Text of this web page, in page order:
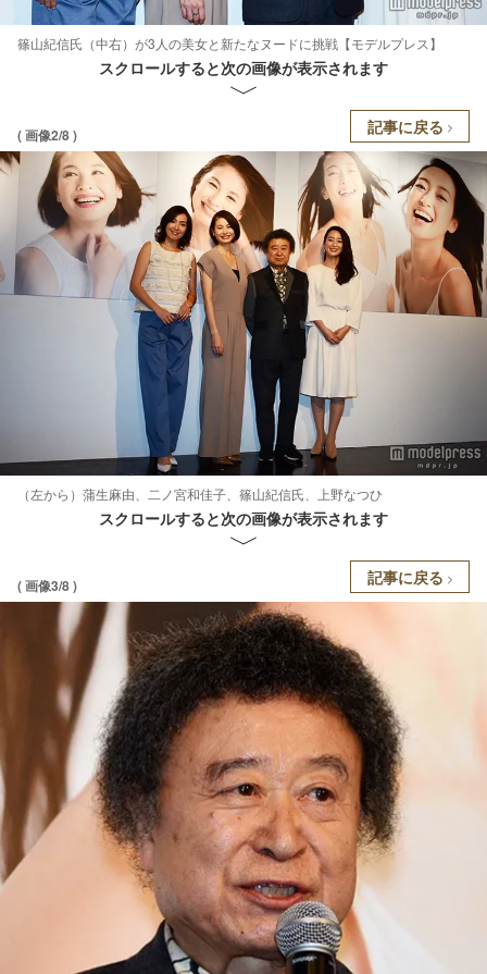
篠山紀信氏（中右）が3人の美女と新たなヌードに挑戦【モデルプレス】
スクロールすると次の画像が表示されます
( 画像2/8 ) 記事に戻る
（左から）蒲生麻由、二ノ宮和佳子、篠山紀信氏、上野なつひ
スクロールすると次の画像が表示されます
( 画像3/8 ) 記事に戻る